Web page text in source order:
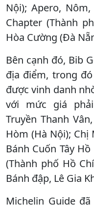
Nội); Apero,
Chapter (Thành
Hòa Cường (Đà
Bên cạnh đó, Bib
địa điểm, trong
được vinh danh
với mức giá
Truyền Thanh
Hòm (Hà Nội); Chị
Bánh Cuốn Tây
(Thành phố Hồ
Bánh đập, Lê Gia
Michelin Guide